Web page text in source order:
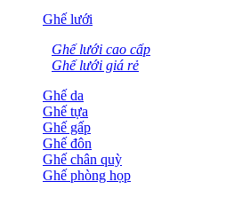
Ghế lưới
Ghế lưới cao cấp
Ghế lưới giá rẻ
Ghế da
Ghế tựa
Ghế gấp
Ghế đôn
Ghế chân quỳ
Ghế phòng họp